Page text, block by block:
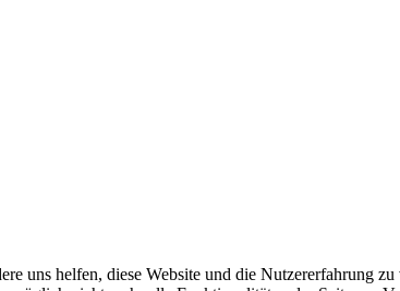
uns helfen, diese Website und die Nutzererfahrung